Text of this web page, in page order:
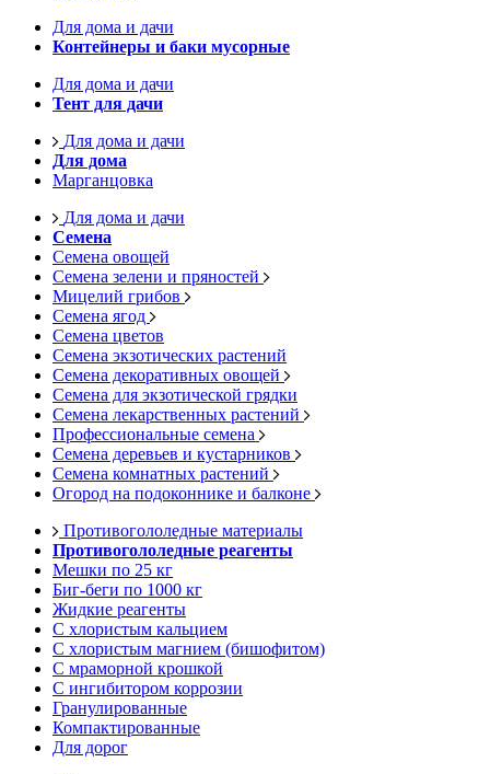
Для дома и дачи
Контейнеры и баки мусорные
Для дома и дачи
Тент для дачи
Для дома и дачи
Для дома
Марганцовка
Для дома и дачи
Семена
Семена овощей
Семена зелени и пряностей
Мицелий грибов
Семена ягод
Семена цветов
Семена экзотических растений
Семена декоративных овощей
Семена для экзотической грядки
Семена лекарственных растений
Профессиональные семена
Семена деревьев и кустарников
Семена комнатных растений
Огород на подоконнике и балконе
Противогололедные материалы
Противогололедные реагенты
Мешки по 25 кг
Биг-беги по 1000 кг
Жидкие реагенты
С хлористым кальцием
С хлористым магнием (бишофитом)
С мраморной крошкой
С ингибитором коррозии
Гранулированные
Компактированные
Для дорог